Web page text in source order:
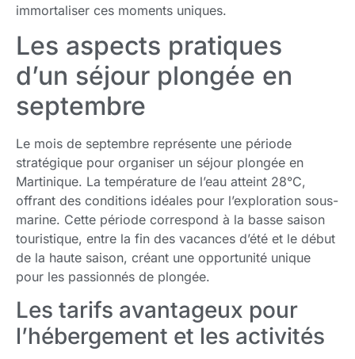
immortaliser ces moments uniques.
Les aspects pratiques
d’un séjour plongée en
septembre
Le mois de septembre représente une période
stratégique pour organiser un séjour plongée en
Martinique. La température de l’eau atteint 28°C,
offrant des conditions idéales pour l’exploration sous-
marine. Cette période correspond à la basse saison
touristique, entre la fin des vacances d’été et le début
de la haute saison, créant une opportunité unique
pour les passionnés de plongée.
Les tarifs avantageux pour
l’hébergement et les activités